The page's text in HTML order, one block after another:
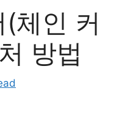
체인 커
방법